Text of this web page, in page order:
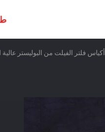
أكياس فلتر الفيلت من البوليستر عالية